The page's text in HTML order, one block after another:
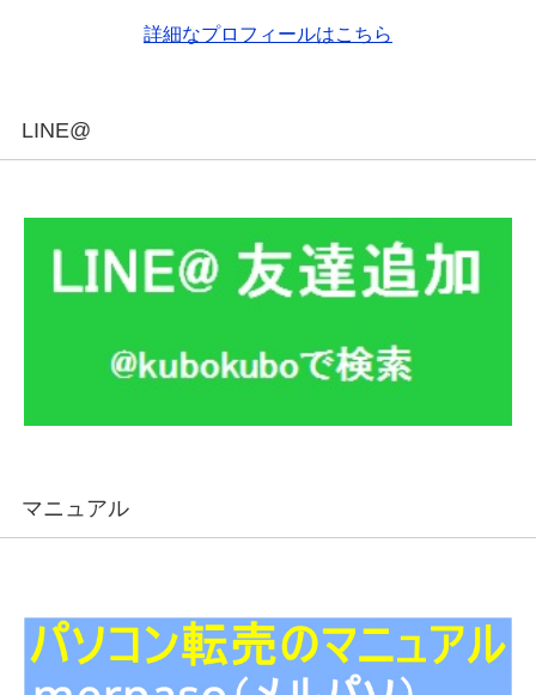
詳細なプロフィールはこちら
LINE@
マニュアル